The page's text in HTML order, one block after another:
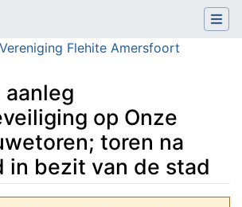
Flehite Amersfoort
op Onze
toren na
in bezit van de stad